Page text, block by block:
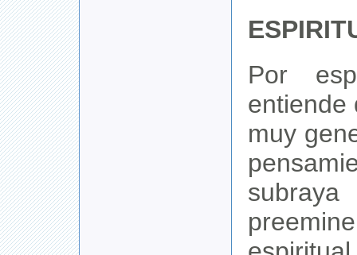
Por
entiende
muy